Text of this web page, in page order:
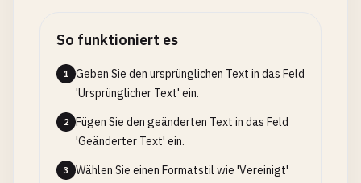
So funktioniert es
1
Geben Sie den ursprünglichen Text in das Feld
'Ursprünglicher Text' ein.
2
Fügen Sie den geänderten Text in das Feld
'Geänderter Text' ein.
3
Wählen Sie einen Formatstil wie 'Vereinigt'